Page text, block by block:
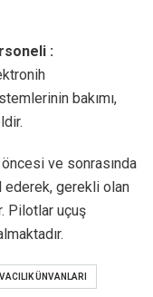
:
bakımı,
öncesi ve sonrasında
ederek, gerekli olan
Pilotlar uçuş
ÜNVANLARI